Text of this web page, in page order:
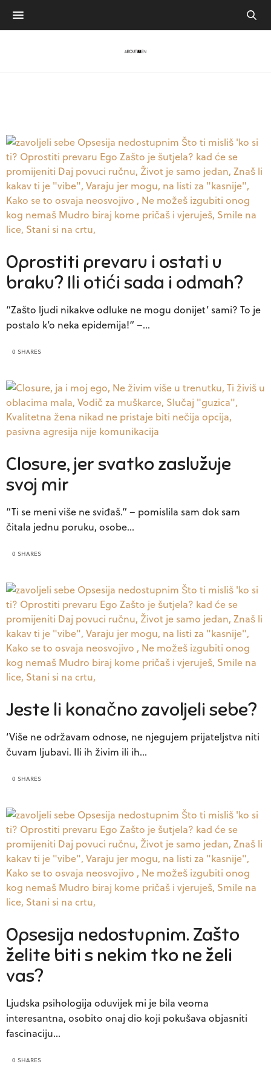
Oprostiti prevaru i ostati u
braku? Ili otići sada i odmah?
“Zašto ljudi nikakve odluke ne mogu donijet’ sami? To je
postalo k’o neka epidemija!” –…
0 SHARES
Closure, jer svatko zaslužuje
svoj mir
“Ti se meni više ne sviđaš.” – pomislila sam dok sam
čitala jednu poruku, osobe…
0 SHARES
Jeste li konačno zavoljeli sebe?
‘Više ne održavam odnose, ne njegujem prijateljstva niti
čuvam ljubavi. Ili ih živim ili ih…
0 SHARES
Opsesija nedostupnim. Zašto
želite biti s nekim tko ne želi
vas?
Ljudska psihologija oduvijek mi je bila veoma
interesantna, osobito onaj dio koji pokušava objasniti
fascinaciju…
0 SHARES